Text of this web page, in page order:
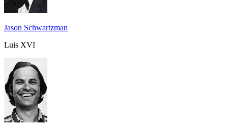
Jason Schwartzman
Luis XVI